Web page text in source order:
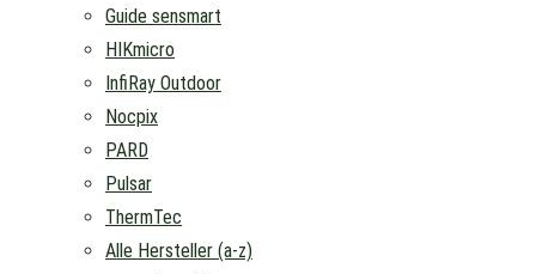
Guide sensmart
HIKmicro
InfiRay Outdoor
Nocpix
PARD
Pulsar
ThermTec
Alle Hersteller (a-z)